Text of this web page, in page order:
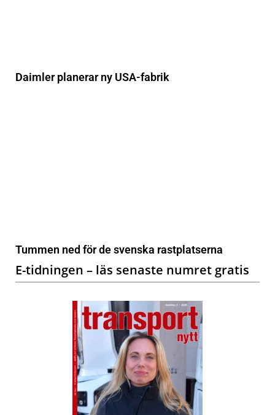
Daimler planerar ny USA-fabrik
Tummen ned för de svenska rastplatserna
E-tidningen – läs senaste numret gratis